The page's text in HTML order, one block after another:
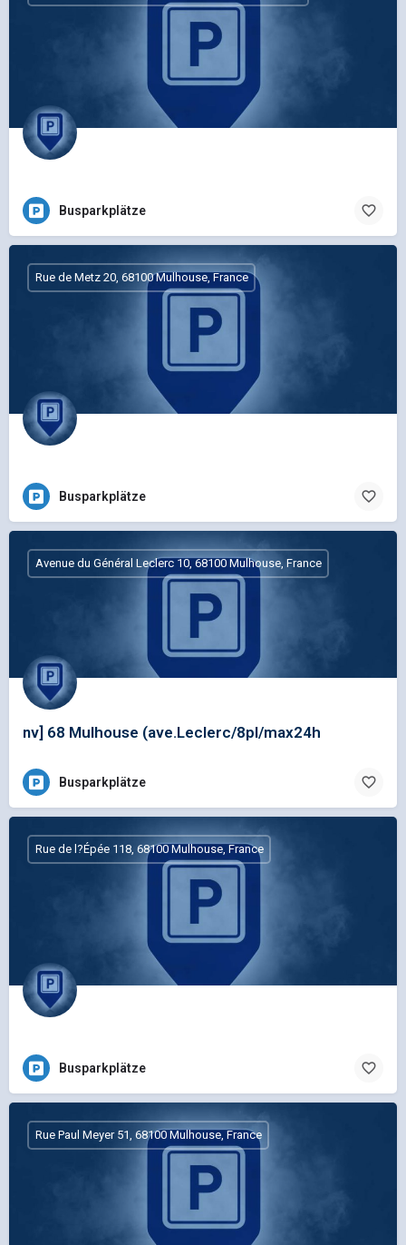
Busparkplätze
Rue de Metz 20, 68100 Mulhouse, France
Busparkplätze
nv] 68 Mulhouse (ave.Leclerc/8pl/max24h
Avenue du Général Leclerc 10, 68100 Mulhouse, France
Busparkplätze
Rue de l?Épée 118, 68100 Mulhouse, France
Busparkplätze
Rue Paul Meyer 51, 68100 Mulhouse, France